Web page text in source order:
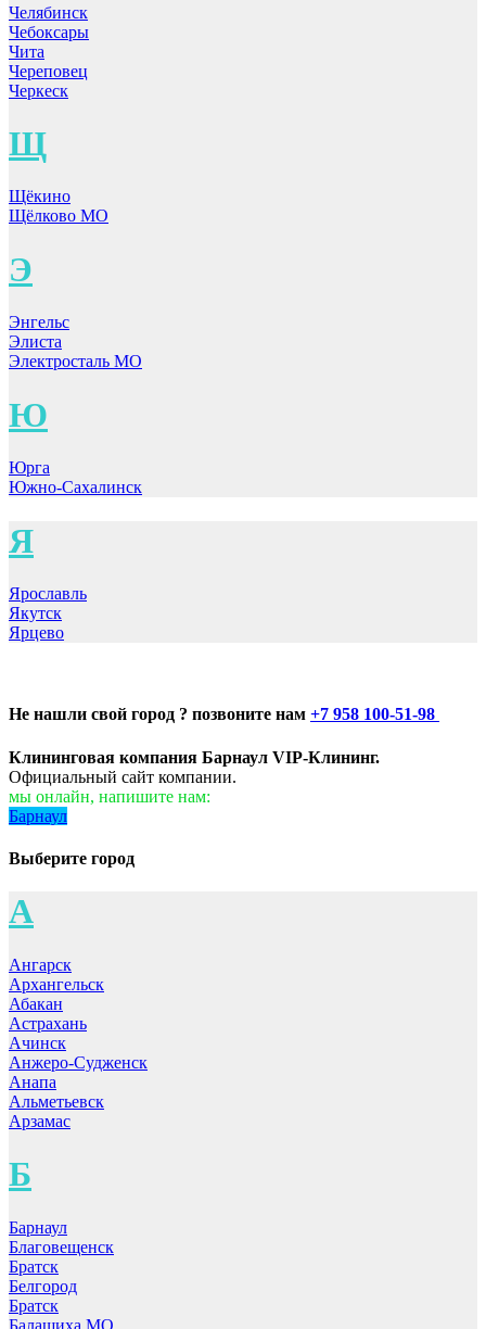
Челябинск
Чебоксары
Чита
Череповец
Черкеск
Щ
Щёкино
Щёлково МО
Э
Энгельс
Элиста
Электросталь МО
Ю
Юрга
Южно-Сахалинск
Я
Ярославль
Якутск
Ярцево
Не нашли свой город ? позвоните нам +7 958 100-51-98
Клининговая компания Барнаул VIP-Клининг.
Официальный сайт компании.
мы онлайн, напишите нам:
Барнаул
Выберите город
А
Ангарск
Архангельск
Абакан
Астрахань
Ачинск
Анжеро-Судженск
Анапа
Альметьевск
Арзамас
Б
Барнаул
Благовещенск
Братск
Белгород
Братск
Балашиха МО